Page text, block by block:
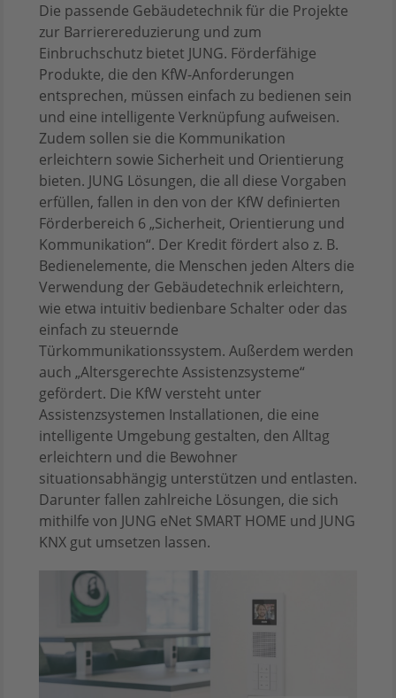
Die passende Gebäudetechnik für die Projekte
zur Barrierereduzierung und zum
Einbruchschutz bietet JUNG. Förderfähige
Produkte, die den KfW-Anforderungen
entsprechen, müssen einfach zu bedienen sein
und eine intelligente Verknüpfung aufweisen.
Zudem sollen sie die Kommunikation
erleichtern sowie Sicherheit und Orientierung
bieten. JUNG Lösungen, die all diese Vorgaben
erfüllen, fallen in den von der KfW definierten
Förderbereich 6 „Sicherheit, Orientierung und
Kommunikation“. Der Kredit fördert also z. B.
Bedienelemente, die Menschen jeden Alters die
Verwendung der Gebäudetechnik erleichtern,
wie etwa intuitiv bedienbare Schalter oder das
einfach zu steuernde
Türkommunikationssystem. Außerdem werden
auch „Altersgerechte Assistenzsysteme“
gefördert. Die KfW versteht unter
Assistenzsystemen Installationen, die eine
intelligente Umgebung gestalten, den Alltag
erleichtern und die Bewohner
situationsabhängig unterstützen und entlasten.
Darunter fallen zahlreiche Lösungen, die sich
mithilfe von JUNG eNet SMART HOME und JUNG
KNX gut umsetzen lassen.